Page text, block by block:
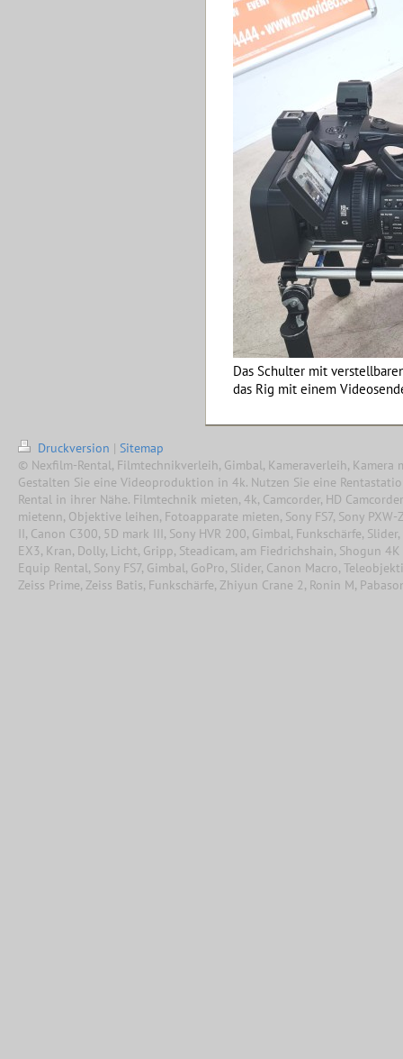
Das Schulter mit
das Rig mit einem
Druckversion | Sitemap
© Nexfilm-Rental, Filmtechnikverleih, Gimbal, Kameraverleih, Kamera
Gestalten Sie eine Videoproduktion in 4k. Nutzen Sie eine
Rental in ihrer Nähe. Filmtechnik mieten, 4k, Camcorder, HD
mietenn, Objektive leihen, Fotoapparate mieten, Sony FS7, Sony PXW-
II, Canon C300, 5D mark III, Sony HVR 200, Gimbal, Funkschärfe, Slider,
EX3, Kran, Dolly, Licht, Gripp, Steadicam, am Fiedrichshain, Shogun 4K
Equip Rental, Sony FS7, Gimbal, GoPro, Slider, Canon Macro,
Zeiss Prime, Zeiss Batis, Funkschärfe, Zhiyun Crane 2, Ronin M,